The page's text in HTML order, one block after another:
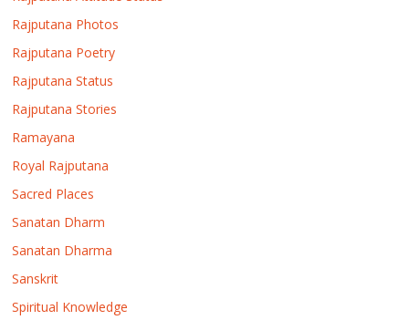
Rajputana Photos
Rajputana Poetry
Rajputana Status
Rajputana Stories
Ramayana
Royal Rajputana
Sacred Places
Sanatan Dharm
Sanatan Dharma
Sanskrit
Spiritual Knowledge